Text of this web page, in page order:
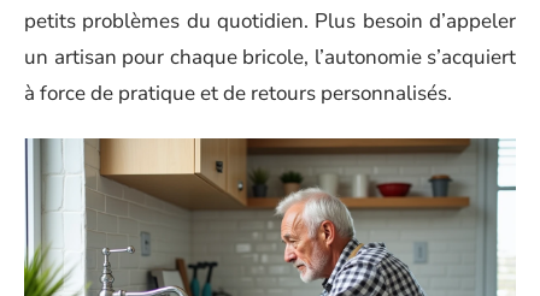
petits problèmes du quotidien. Plus besoin d’appeler
un artisan pour chaque bricole, l’autonomie s’acquiert
à force de pratique et de retours personnalisés.